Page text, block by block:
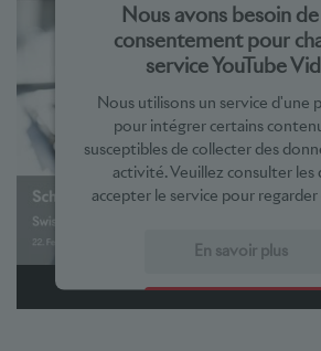
Nous avons besoin
consentement pour
service YouTube
Nous utilisons un service d'une
pour intégrer certains
susceptibles de collecter des
activité. Veuillez consulter les
accepter le service pour
En savoir plus
Accepter